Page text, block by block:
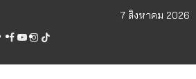
content
7 สิงหาคม 2026
facebook
youtube
instagram
tiktok